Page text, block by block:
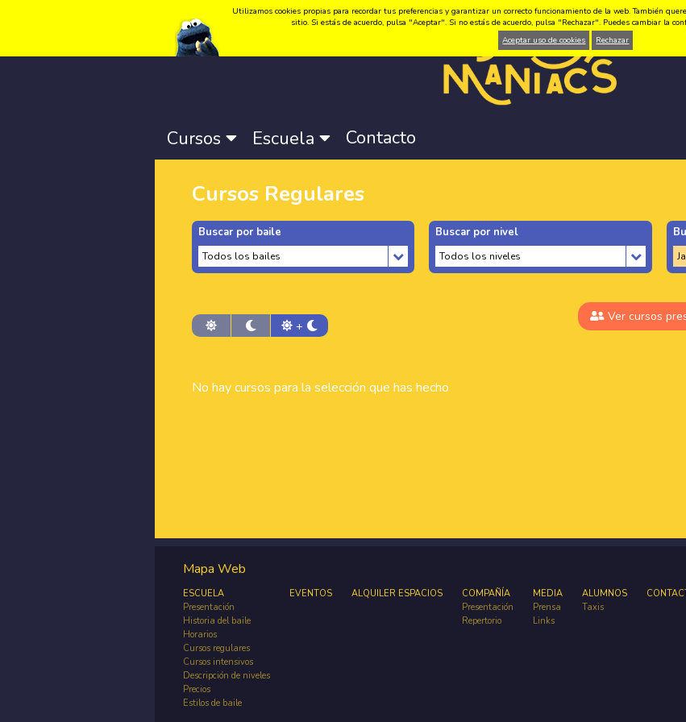
Idioma:Català -Castellano-English
Cursos Escuela Contacto
Cursos Regulares
Buscar por baile Buscar por nivel
Ver cursos
+
No hay cursos para la selección que has hecho
Mapa Web
ESCUELA
Presentación
Historia del baile
Horarios
Cursos regulares
Cursos intensivos
Descripción de niveles
Precios
Estilos de baile
EVENTOS ALQUILER ESPACIOS
COMPAÑÍA
Presentación
Repertorio
MEDIA
Prensa
Links
ALUMNOS
Taxis
Utilizamos cookies propias para recordar tus preferencias y garantizar un correcto funcionamiento de la web. También
sitio. Si estás de acuerdo, pulsa "Aceptar". Si no estás de acuerdo, pulsa "Rechazar". Puedes cambiar la
Aceptar uso de cookies
Rechazar